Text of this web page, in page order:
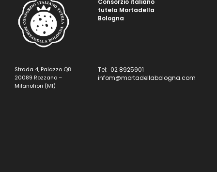
Consorzio italiano
tutela Mortadella
Bologna
Strada 4, Palazzo Q8
20089 Rozzano –
Milanofiori (MI)
Tel: 02 8925901
infom@mortadellabologna.com